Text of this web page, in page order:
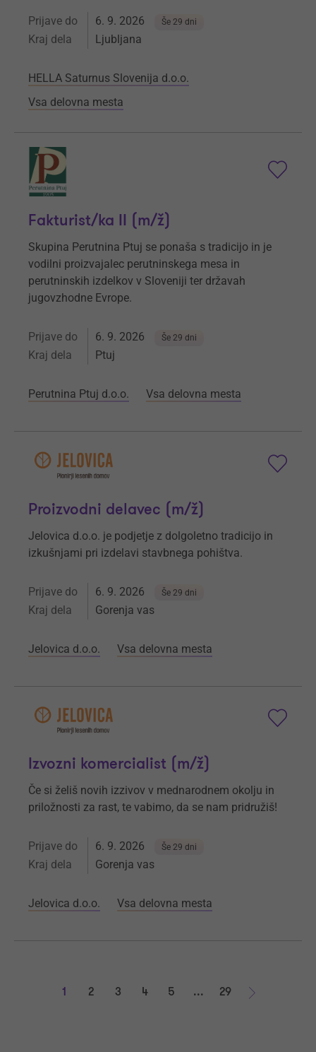
Prijave do 6. 9. 2026 Še 29 dni
Kraj dela Ljubljana
HELLA Saturnus Slovenija d.o.o.
Vsa delovna mesta
Fakturist/ka II (m/ž)
Skupina Perutnina Ptuj se ponaša s tradicijo in je
vodilni proizvajalec perutninskega mesa in
perutninskih izdelkov v Sloveniji ter državah
jugovzhodne Evrope.
Prijave do 6. 9. 2026 Še 29 dni
Kraj dela Ptuj
Perutnina Ptuj d.o.o. Vsa delovna mesta
Proizvodni delavec (m/ž)
Jelovica d.o.o. je podjetje z dolgoletno tradicijo in
izkušnjami pri izdelavi stavbnega pohištva.
Prijave do 6. 9. 2026 Še 29 dni
Kraj dela Gorenja vas
Jelovica d.o.o. Vsa delovna mesta
Izvozni komercialist (m/ž)
Če si želiš novih izzivov v mednarodnem okolju in
priložnosti za rast, te vabimo, da se nam pridružiš!
Prijave do 6. 9. 2026 Še 29 dni
Kraj dela Gorenja vas
Jelovica d.o.o. Vsa delovna mesta
1 2 3 4 5 ...
29